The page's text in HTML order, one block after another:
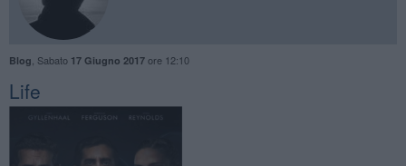
Blog Sabato 17 Giugno 2017ore 12:10
Life